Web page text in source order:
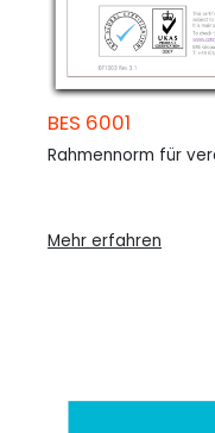
BES 6001
Rahmennorm für
Mehr erfahren